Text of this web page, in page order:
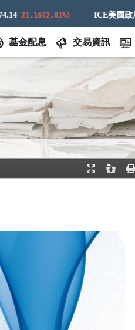
21.16(2.81%)
基金配息 交易資訊